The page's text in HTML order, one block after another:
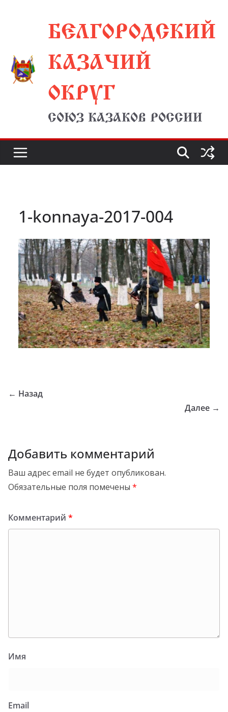
содержимомуБЕЛГОРОДСКИЙ
КАЗАЧИЙ
ОКРУГ
СОЮЗ КАЗАКОВ РОССИИ
1-konnaya-2017-004
← Назад
Далее →
Добавить комментарий
Ваш адрес email не будет опубликован.
Обязательные поля помечены *
Комментарий *
Имя
Email